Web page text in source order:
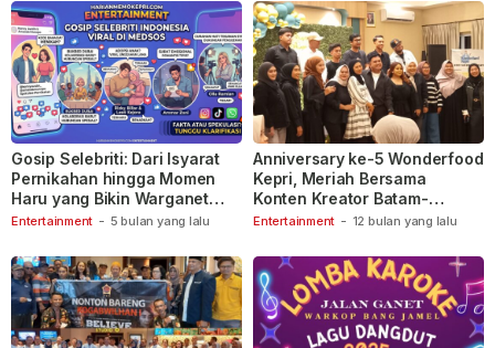
Entertainment - 5 bulan yang lalu
Gosip Selebriti: Dari Isyarat
Pernikahan hingga Momen
Haru yang Bikin Warganet
Berspekulasi
Entertainment - 12 bulan yang lalu
Anniversary ke-5 Wonderfood
Kepri, Meriah Bersama
Konten Kreator Batam-
Tanjungpinang